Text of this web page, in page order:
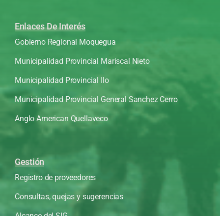
Enlaces De Interés
Gobierno Regional Moquegua
Municipalidad Provincial Mariscal Nieto
Municipalidad Provincial Ilo
Municipalidad Provincial General Sanchez Cerro
Anglo American Quellaveco
Gestión
Registro de proveedores
Consultas, quejas y sugerencias